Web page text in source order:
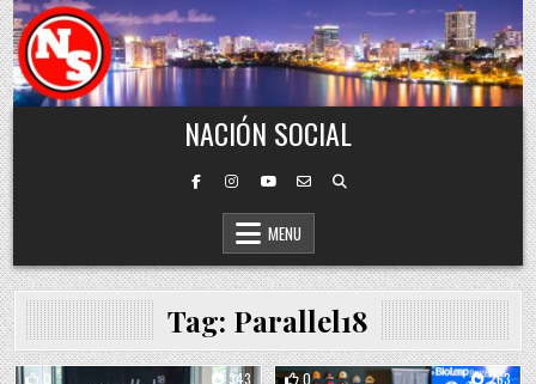
Skip to content
NACIÓN SOCIAL
MENU
Tag: Parallel18
0 343 0 263